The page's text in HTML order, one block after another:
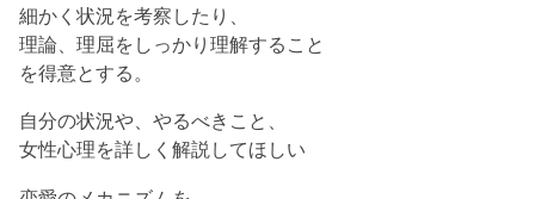
細かく状況を考察したり、
理論、理屈をしっかり理解すること
を得意とする。
自分の状況や、やるべきこと、
女性心理を詳しく解説してほしい